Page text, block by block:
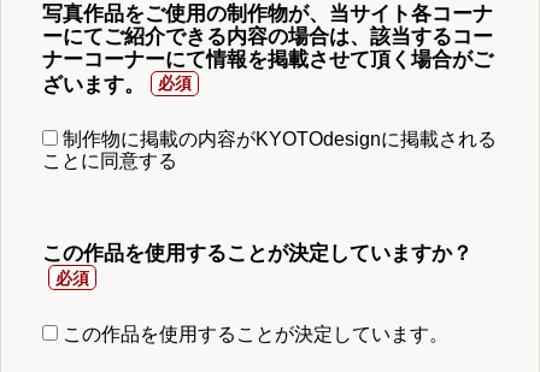
写真作品をご使用の制作物が、当サイト各コーナ
ーにてご紹介できる内容の場合は、該当するコー
ナーコーナーにて情報を掲載させて頂く場合がご
ざいます。
制作物に掲載の内容がKYOTOdesignに掲載される
ことに同意する
この作品を使用することが決定していますか？
この作品を使用することが決定しています。